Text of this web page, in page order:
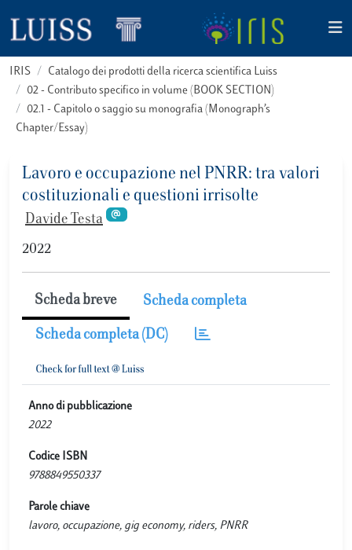
IRIS
Catalogo dei prodotti della ricerca scientifica Luiss
02 - Contributo specifico in volume (BOOK SECTION)
02.1 - Capitolo o saggio su monografia (Monograph’s
Chapter/Essay)
Lavoro e occupazione nel PNRR: tra valori
costituzionali e questioni irrisolte
Davide Testa
2022
Scheda breve Scheda completa
Scheda completa (DC)
Anno di pubblicazione
2022
Codice ISBN
9788849550337
Parole chiave
lavoro, occupazione, gig economy, riders, PNRR